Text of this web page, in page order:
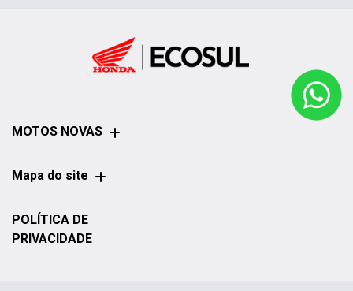
MOTOS NOVAS
Mapa do site
POLÍTICA DE
PRIVACIDADE